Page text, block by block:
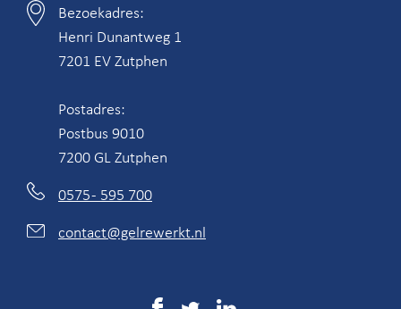
Contactgegevens
Bezoekadres:
Henri Dunantweg 1
7201 EV Zutphen
Postadres:
Postbus 9010
7200 GL Zutphen
0575 - 595 700
contact@gelrewerkt.nl